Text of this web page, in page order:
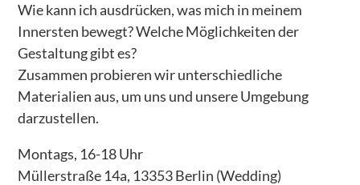
– Greta, Malala & Co
– Begleitforschungsprojekt PERSPEKTIVWECHSEL
– Banat Acher Zaman – die Mädchen von heute
– Tanzprojekt Sinfonie der Großstadt 2.0. Was uns
bewegt
– Medienkompetenz in Patenschaftsprojekten
Wie kann ich ausdrücken, was mich in meinem
Innersten bewegt? Welche Möglichkeiten der
Gestaltung gibt es?
Zusammen probieren wir unterschiedliche
Materialien aus, um uns und unsere Umgebung
darzustellen.
Montags, 16-18 Uhr
Müllerstraße 14a, 13353 Berlin (Wedding)